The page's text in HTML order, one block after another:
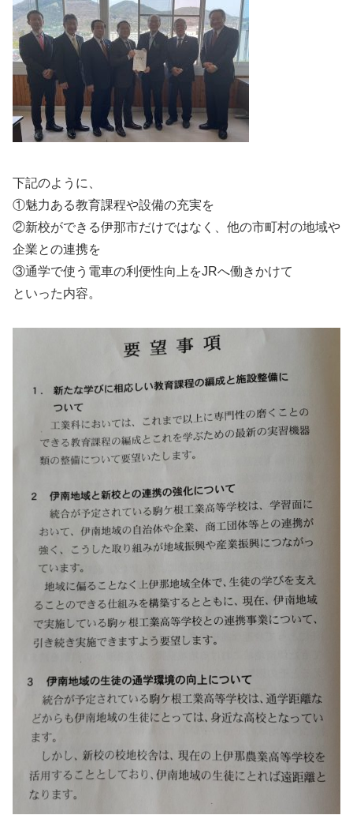
下記のように、
①魅力ある教育課程や設備の充実を
②新校ができる伊那市だけではなく、他の市町村の地域や
企業との連携を
③通学で使う電車の利便性向上をJRへ働きかけて
といった内容。